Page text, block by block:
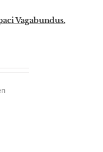
Vagabundus.